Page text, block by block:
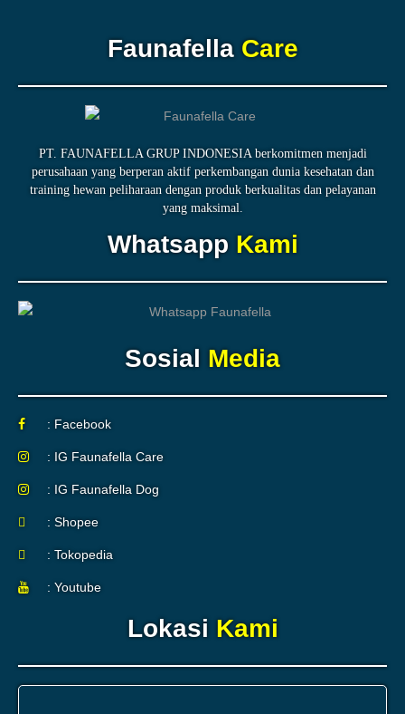
FaunafellaCare
PT. FAUNAFELLA GRUP INDONESIA berkomitmen menjadi
perusahaan yang berperan aktif perkembangan dunia kesehatan dan
training hewan peliharaan dengan produk berkualitas dan pelayanan
yang maksimal.
WhatsappKami
Sosial Media
: Facebook
: IG Faunafella Care
: IG Faunafella Dog
: Shopee
: Tokopedia
: Youtube
Lokasi Kami